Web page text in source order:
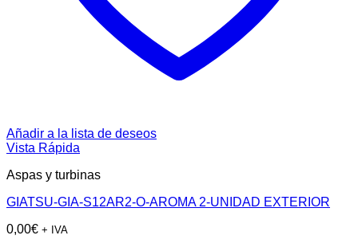
Añadir a la lista de deseos
Vista Rápida
Aspas y turbinas
GIATSU-GIA-S12AR2-O-AROMA 2-UNIDAD EXTERIOR
0,00€ + IVA